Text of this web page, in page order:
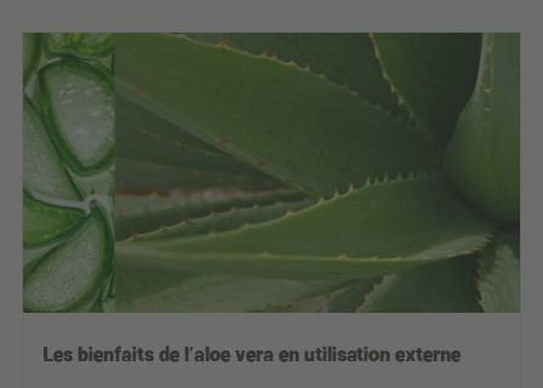
Les bienfaits de l’aloe vera en utilisation externe